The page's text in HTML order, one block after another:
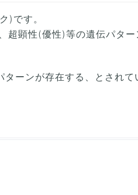
)です。
顕性(優性)等の遺伝パタ
ーンが存在する、とされて